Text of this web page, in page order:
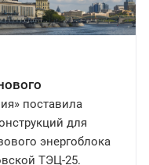
поставила
для
энергоблока
ТЭЦ-25.